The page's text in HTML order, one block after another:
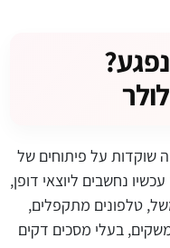
שוקדות על פיתוחים של
נחשבים ליוצאי דופן,
טלפונים מתקפלים,
בעלי מסכים דקים